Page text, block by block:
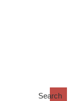
Search